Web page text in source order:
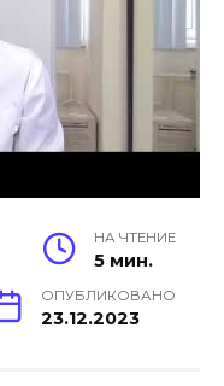
НА ЧТЕНИЕ
5 мин.
ОПУБЛИКОВАНО
23.12.2023